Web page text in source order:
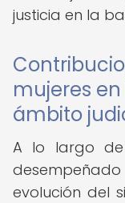
justicia en la
mujeres
ámbito
A lo largo de
evolución del